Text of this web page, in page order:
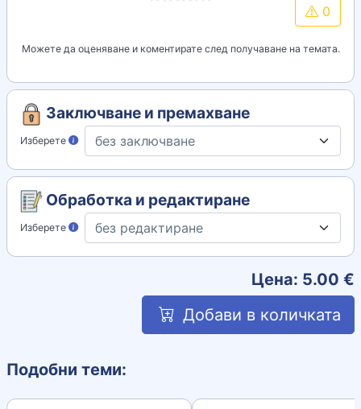
0
Можете да оценяване и коментирате след получаване на темата.
Заключване и премахване
Изберете
Обработка и редактиране
Изберете
Цена: 5.00 €
Добави в количката
Подобни теми: